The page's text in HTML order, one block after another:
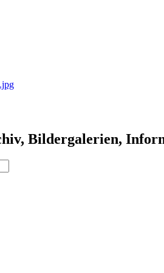
Bildergalerien,